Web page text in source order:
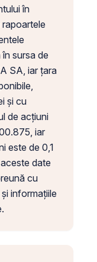
în
sursa de
SA, iar țara
și cu
de acțiuni
iar
este de 0,1
date
cu
informațiile